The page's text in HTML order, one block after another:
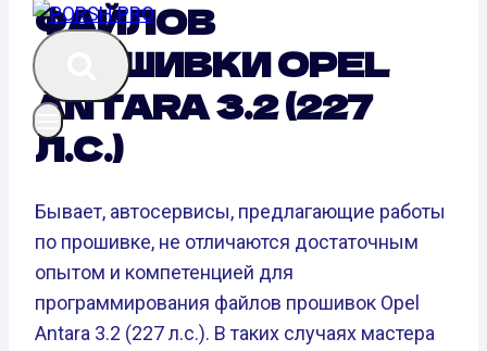
ФАЙЛОВ
ПРОШИВКИ OPEL
ANTARA 3.2 (227
Л.С.)
Бывает, автосервисы, предлагающие работы
по прошивке, не отличаются достаточным
опытом и компетенцией для
программирования файлов прошивок Opel
Antara 3.2 (227 л.с.). В таких случаях мастера